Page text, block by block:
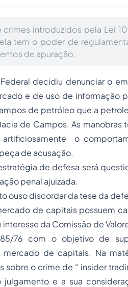
crimes introduzidos pela Lei
ela tem o poder de
de apuração.
decidiu denunciar o
e de uso de informação
de petróleo que a
de Campos. As manobras
artificiosamente o
de acusação.
de defesa será
penal ajuizada.
ouso discordar da tese da
de capitaispossuem
da Comissão de
76 com o objetivo de
mercado de capitais. Na
sobre o crime de “ insider
julgamento e a sua